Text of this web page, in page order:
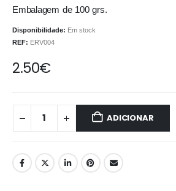
Embalagem de 100 grs.
Disponibilidade: Em stock
REF: ERV004
2.50€
ADICIONAR